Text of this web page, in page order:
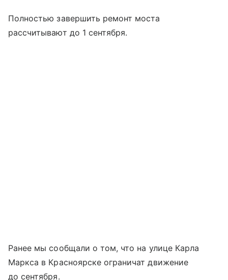
Полностью завершить ремонт моста
рассчитывают до 1 сентября.
Ранее мы сообщали о том, что на улице Карла
Маркса в Красноярске ограничат движение
до сентября.